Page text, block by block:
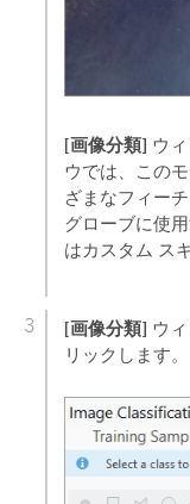
[画像分類] ウ
ウでは、この
ざまなフィー
グローブに使
はカスタム ス
[画像分類] ウィ
リックします。